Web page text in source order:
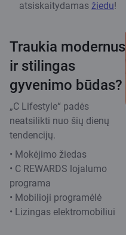
atsiskaitydamas žiedu!
Traukia modernus
ir stilingas
gyvenimo būdas?
„C Lifestyle“ padės
neatsilikti nuo šių dienų
tendencijų.
• Mokėjimo žiedas
• C REWARDS lojalumo
programa
• Mobilioji programėlė
• Lizingas elektromobiliui